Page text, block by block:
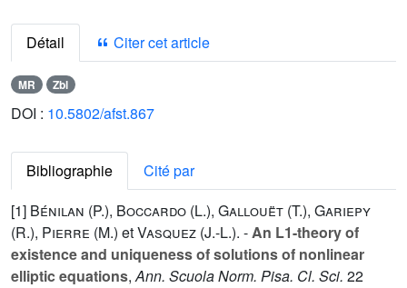
Détail Citer cet article
MR Zbl
DOI : 10.5802/afst.867
Bibliographie
Cité par
[1] Bénilan (P.), Boccardo (L.), Gallouët (T.), Gariepy
(R.), Pierre (M.) etVasquez (J.-L.). -An L1-theory of
existence and uniqueness of solutions of nonlinear
elliptic equations,Ann. Scuola Norm. Pisa. Cl. Sci. 22